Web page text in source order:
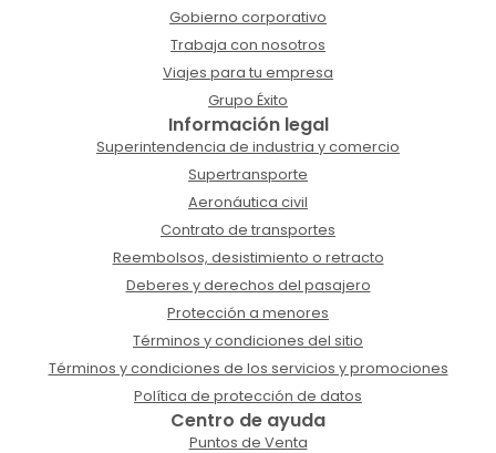
Gobierno corporativo
Trabaja con nosotros
Viajes para tu empresa
Grupo Éxito
Información legal
Superintendencia de industria y comercio
Supertransporte
Aeronáutica civil
Contrato de transportes
Reembolsos, desistimiento o retracto
Deberes y derechos del pasajero
Protección a menores
Términos y condiciones del sitio
Términos y condiciones de los servicios y promociones
Política de protección de datos
Centro de ayuda
Puntos de Venta